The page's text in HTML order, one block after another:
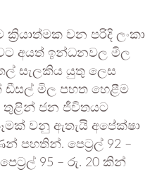
ක්‍රියාත්මක වන පරිදි ලංකා
අයත් ඉන්ධනවල මිල
සැලකිය යුතු ලෙස
ඩීසල් මිල පහත හෙළීම
තුළින් ජන ජීවිතයට
වනු ඇතැයි අපේක්ෂා
පහතින්. පෙට්‍රල් 92 –
95 – රු. 20 කින්